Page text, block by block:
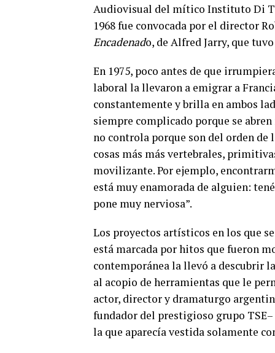
Audiovisual del mítico Instituto Di
1968 fue convocada por el director
Encadenado, de Alfred Jarry, que
En 1975, poco antes de que
laboral la llevaron a emigrar a
constantemente y brilla en ambos
siempre complicado porque se
no controla porque son del orden de
cosas más más vertebrales,
movilizante. Por ejemplo,
está muy enamorada de alguien:
pone muy nerviosa”.
Los proyectos artísticos en los que
está marcada por hitos que fueron
contemporánea la llevó a descubrir
al acopio de herramientas que le
actor, director y dramaturgo
fundador del prestigioso grupo
la que aparecía vestida solamente